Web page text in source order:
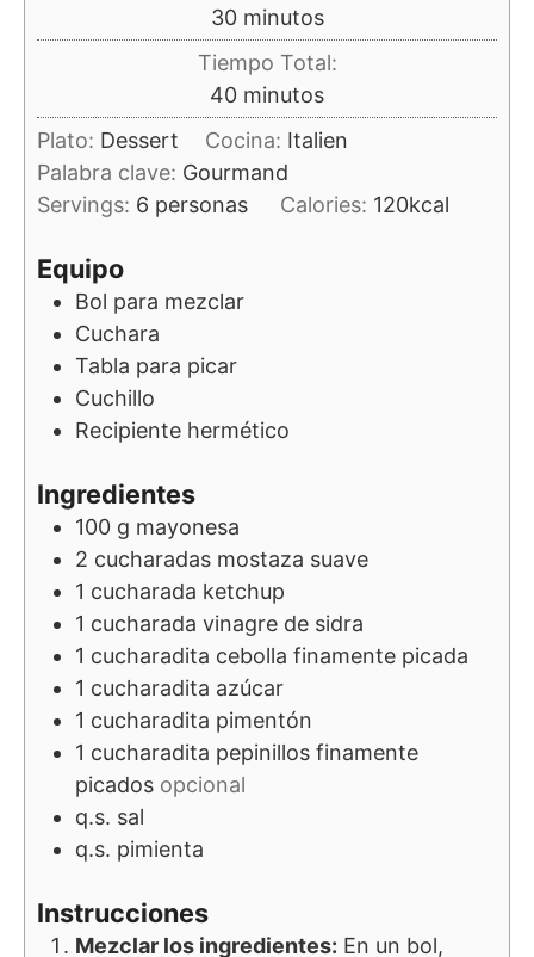
30minutos
minutos
Tiempo Total:
40minutos
minutos
Plato: Dessert Cocina: Italien
Palabra clave: Gourmand
Servings: 6 personas Calories: 120kcal
Equipo
Bol para mezclar
Cuchara
Tabla para picar
Cuchillo
Recipiente hermético
Ingredientes
100 g mayonesa
2 cucharadas mostaza suave
1 cucharada ketchup
1 cucharada vinagre de sidra
1 cucharadita cebolla finamente picada
1 cucharadita azúcar
1 cucharadita pimentón
1 cucharadita pepinillos finamente
picados opcional
q.s. sal
q.s. pimienta
Instrucciones
Mezclar los ingredientes: En un bol,